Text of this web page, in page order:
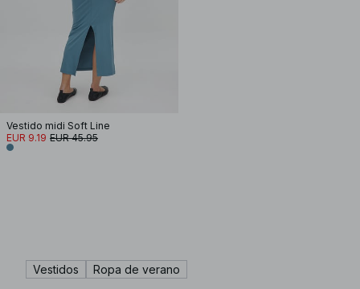
Vestido midi Soft Line
EUR 9.19 EUR 45.95
Vestidos Ropa de verano